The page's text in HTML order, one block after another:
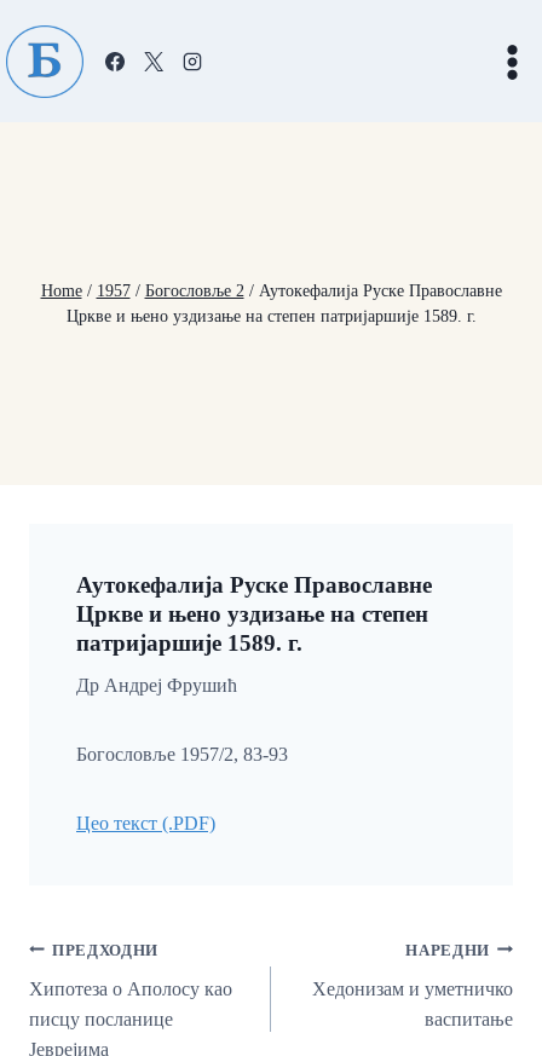
to
content
Home / 1957 / Богословље 2 / Аутокефалија Руске Православне
Цркве и њено уздизање на степен патријаршије 1589. г.
Аутокефалија Руске Православне
Цркве и њено уздизање на степен
патријаршије 1589. г.
Др Андреј Фрушић
Богословље 1957/2, 83-93
Цео текст (.PDF)
Кретање
ПРЕДХОДНИ
Хипотеза о Аполосу као
писцу посланице
Јеврејима
НАРЕДНИ
Хедонизам и уметничко
васпитање